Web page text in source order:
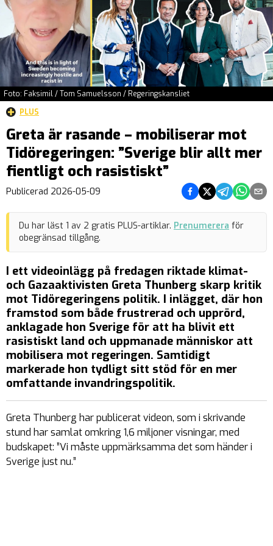
Foto: Faksimil / Tom Samuelsson / Regeringskansliet
PLUS
Greta är rasande – mobiliserar mot
Tidöregeringen: ”Sverige blir allt mer
fientligt och rasistiskt”
Publicerad 2026-05-09 Dela på Facebook
Dela på Twitter
Dela påDela på
Dela
Du har läst 1 av 2 gratis PLUS-artiklar. Prenumerera för
obegränsad tillgång.
I ett videoinlägg på fredagen riktade klimat-
och Gazaaktivisten Greta Thunberg skarp kritik
mot Tidöregeringens politik. I inlägget, där hon
framstod som både frustrerad och upprörd,
anklagade hon Sverige för att ha blivit ett
rasistiskt land och uppmanade människor att
mobilisera mot regeringen. Samtidigt
markerade hon tydligt sitt stöd för en mer
omfattande invandringspolitik.
Greta Thunberg har publicerat videon, som i skrivande
stund har samlat omkring 1,6 miljoner visningar, med
budskapet: ”Vi måste uppmärksamma det som händer i
Sverige just nu.”